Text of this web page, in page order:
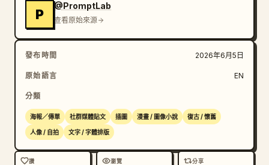
P
@PromptLab
查看原始來源
發布時間 2026年6月5日
原始語言 EN
分類
海報／傳單 社群媒體貼文 插圖 漫畫 / 圖像小說 復古 / 懷舊
人像 / 自拍 文字 / 字體排版
讚 瀏覽 分享